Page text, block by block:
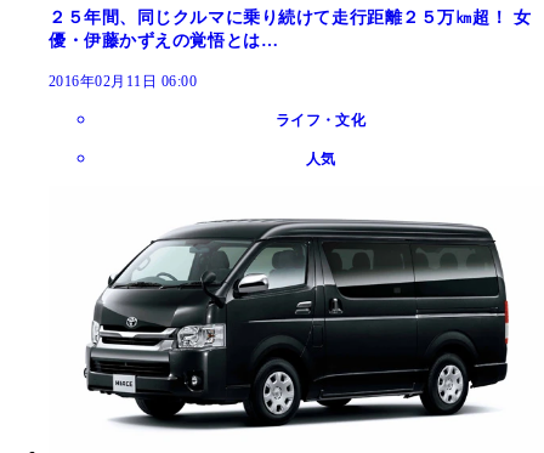
２５年間、同じクルマに乗り続けて走行距離２５万㎞超！ 女
優・伊藤かずえの覚悟とは…
2016年02月11日 06:00
ライフ・文化
人気